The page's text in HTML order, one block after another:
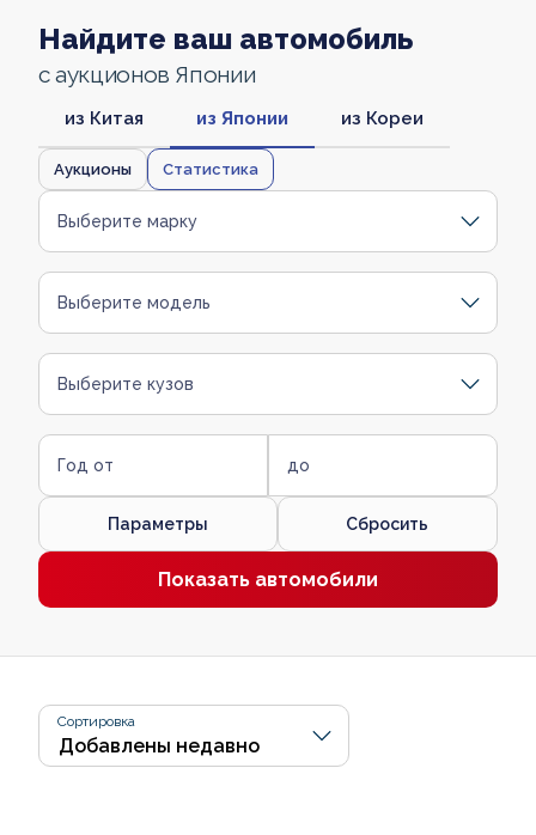
Найдите ваш автомобиль
с аукционов Японии
из Китая из Японии из Кореи
Аукционы Статистика
Выберите марку
Выберите модель
Выберите кузов
Год от до
Параметры Сбросить
Показать автомобили
Сортировка